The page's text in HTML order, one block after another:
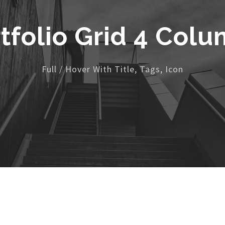
Grid 4
Full / Hover With Title, Tags, Icon